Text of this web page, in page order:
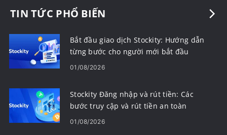
TIN TỨC PHỔ BIẾN
Bắt đầu giao dịch Stockity: Hướng dẫn
từng bước cho người mới bắt đầu
01/08/2026
Stockity Đăng nhập và rút tiền: Các
bước truy cập và rút tiền an toàn
01/08/2026